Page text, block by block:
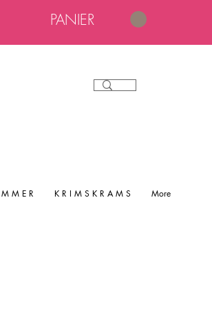
PANIER
M E R K R I M S K R A M S More